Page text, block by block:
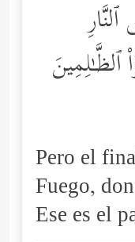
Pero el
Fuego,
Ese es el